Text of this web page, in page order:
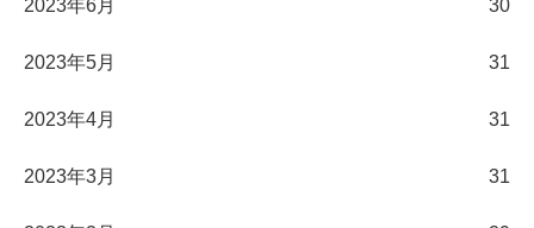
2023年6月 30
2023年5月 31
2023年4月 31
2023年3月 31